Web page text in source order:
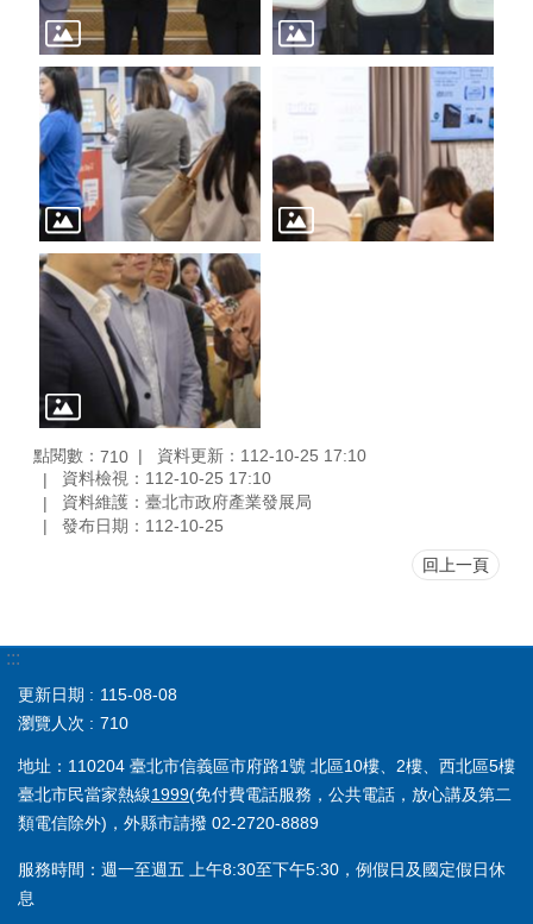
點閱數： 710
資料更新：112-10-25 17:10
資料檢視：112-10-25 17:10
資料維護：臺北市政府產業發展局
發布日期：112-10-25
回上一頁
:::
更新日期
115-08-08
瀏覽人次
710
地址：110204 臺北市信義區市府路1號 北區10樓、2樓、西北區5樓
臺北市民當家熱線1999(免付費電話服務，公共電話，放心講及第二
類電信除外)，外縣市請撥 02-2720-8889
服務時間：週一至週五 上午8:30至下午5:30，例假日及國定假日休
息